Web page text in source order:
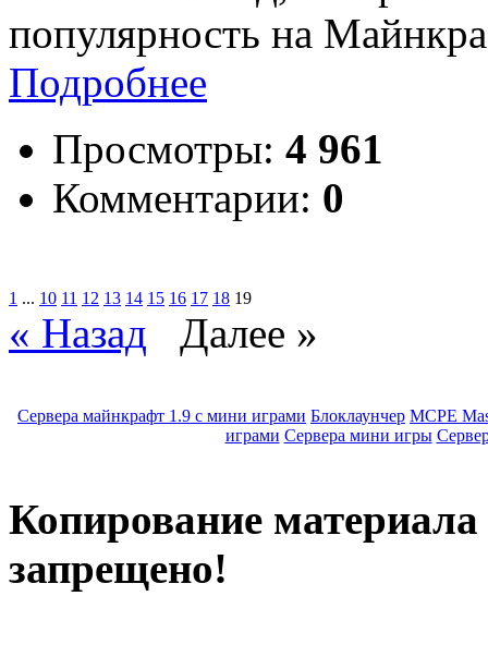
популярность на
Подробнее
Просмотры: 4 961
Комментарии: 0
1 ... 10 11 12 13 14 15 16 17 18 19
« Назад Далее »
Сервера майнкрафт 1.9 с мини играми Блоклаунчер MCPE
играми Сервера мини игры
Копирование материала
запрещено!